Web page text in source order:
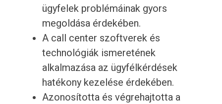
ügyfelek problémáinak gyors
megoldása érdekében.
A call center szoftverek és
technológiák ismeretének
alkalmazása az ügyfélkérdések
hatékony kezelése érdekében.
Azonosította és végrehajtotta a